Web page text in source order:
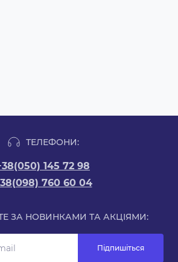
ТЕЛЕФОНИ:
145 72 98
760 60 04
ЗА НОВИНКАМИ ТА АКЦІЯМИ:
Підпишіться